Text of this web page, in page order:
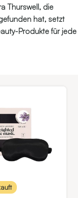
Thurswell, die
hat, setzt
Produkte für jede